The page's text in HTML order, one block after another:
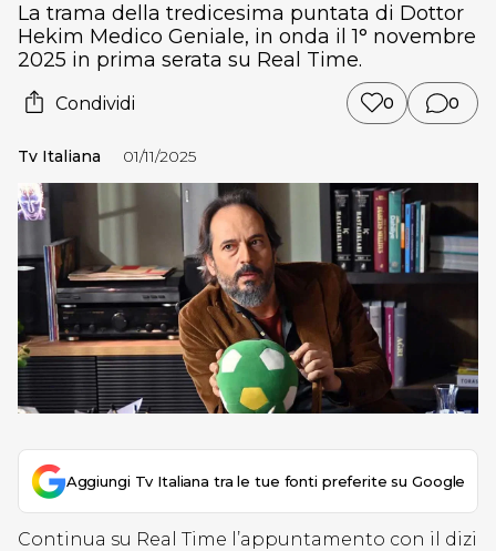
La trama della tredicesima puntata di Dottor
Hekim Medico Geniale, in onda il 1° novembre
2025 in prima serata su Real Time.
Condividi 0 0
Tv Italiana 01/11/2025
Aggiungi Tv Italiana tra le tue fonti preferite su Google
Continua su Real Time l’appuntamento con il dizi